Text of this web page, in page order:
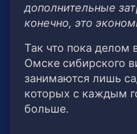
дополнительные
конечно, это
Так что пока делом
Омске сибирского
занимаются лишь
которых с каждым
больше.